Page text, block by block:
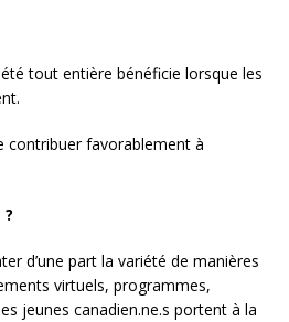
tout entière bénéficie lorsque les
contribuer favorablement à
d’une part la variété de manières
virtuels, programmes,
jeunes canadien.ne.s portent à la